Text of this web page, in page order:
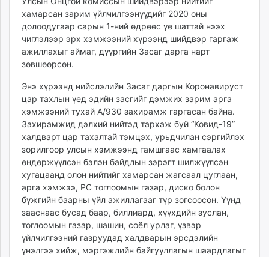
mnb.mn
Livetv.mn
Eguur.mn
24tsag.mn
shuud.mn
eagle.mn
ergelt.mn
zarig.mn
today.mn
zuv.mn
mminfo.mn
ugluu.mn
urlag.mn
unen.mn
asu.mn
shudarga.mn
хамарсан зарим үйлчилгээнүүдийг 2020 оны
долоодугаар сарын 1-ний өдрөөс үе шаттай нээх
чиглэлээр эрх хэмжээний хүрээнд шийдвэр гаргаж
ажиллахыг аймаг, дүүргийн Засаг дарга нарт
зөвшөөрсөн.
Энэ хүрээнд нийслэлийн Засаг даргын Коронавируст
цар тахлын үед эдийн засгийг дэмжих зарим арга
хэмжээний тухай А/930 захирамж гаргасан байна.
Захирамжид дэлхий нийтэд тархаж буй “Ковид-19”
халдварт цар тахалтай тэмцэх, урьдчилан сэргийлэх
зорилгоор улсын хэмжээнд гамшгаас хамгаалах
өндөржүүлсэн бэлэн байдлын зэрэгт шилжүүлсэн
хугацаанд олон нийтийг хамарсан жагсаал цуглаан,
арга хэмжээ, PC тоглоомын газар, диско болон
бүжгийн баарны үйл ажиллагааг түр зогсоосон. Үүнд
зааснаас бусад баар, биллиард, хүүхдийн зуслан,
тоглоомын газар, шашин, соёл урлаг, үзвэр
үйлчилгээний газруудад халдварын эрсдэлийн
үнэлгээ хийж, мэргэжлийн байгууллагын шаардлагыг